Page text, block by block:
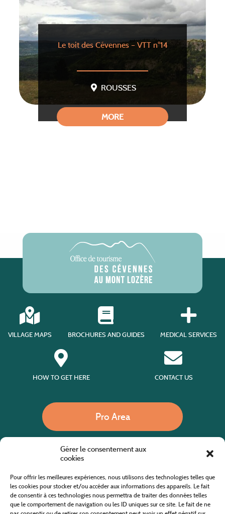
Gérer le consentement aux
cookies
Pour offrir les meilleures expériences, nous utilisons des technologies telles que
les cookies pour stocker et/ou accéder aux informations des appareils. Le fait
de consentir à ces technologies nous permettra de traiter des données telles
que le comportement de navigation ou les ID uniques sur ce site. Le fait de ne
Le toit des Cévennes – VTT n°14
ROUSSES
MORE
VILLAGE MAPS BROCHURES AND GUIDES MEDICAL SERVICES
HOW TO GET HERE CONTACT US
Pro Area
Website co-financed by the European Agricultural Fund for Rural Development
Europe invests in rural areas